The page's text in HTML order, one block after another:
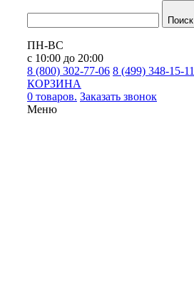
Поиск
ПН-ВС
с 10:00 до 20:00
8 (800) 302-77-06 8 (499) 348-15-11
КОРЗИНА
0 товаров. Заказать звонок
Меню